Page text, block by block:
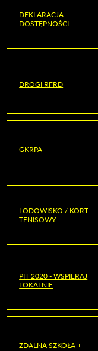
DEKLARACJA
DOSTĘPNOŚCI
DROGI RFRD
GKRPA
LODOWISKO / KORT
TENISOWY
PIT 2020 - WSPIERAJ
LOKALNIE
ZDALNA SZKOŁA +